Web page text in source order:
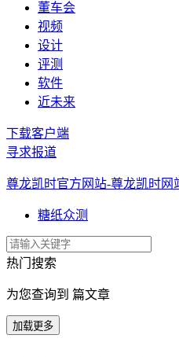
董车会
视频
设计
评测
软件
近未来
下载客户端
寻求报道
尊龙凯时官方网站-尊龙凯时网
糖纸众测
热门搜索
为您查询到 篇文章
加载更多